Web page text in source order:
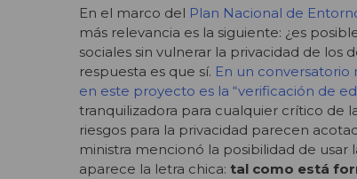
En el marco del Plan Nacional de
más relevancia es la siguiente: ¿es
sociales sin vulnerar la privacidad de los
respuesta es que sí. En un
en este proyecto es la “verificación de
tranquilizadora para cualquier crítico de
riesgos para la privacidad parecen
ministra mencionó la posibilidad de
aparece la letra chica: tal como está